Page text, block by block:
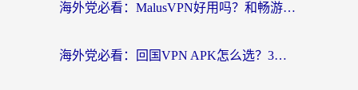
海外党必看：MalusVPN好用吗？和畅游VPN对比哪个回国效果更好？附穿梭飞鱼神龟真实体验
海外党必看：回国VPN APK怎么选？3步教你无缝刷国内剧玩国服